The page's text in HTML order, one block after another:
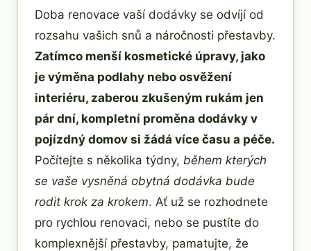
Doba renovace vaší dodávky se odvíjí od
rozsahu vašich snů a náročnosti přestavby.
Zatímco menší kosmetické úpravy, jako
je výměna podlahy nebo osvěžení
interiéru, zaberou zkušeným rukám jen
pár dní, kompletní proměna dodávky v
pojízdný domov si žádá více času a péče.
Počítejte s několika týdny, během kterých
se vaše vysněná obytná dodávka bude
rodit krok za krokem. Ať už se rozhodnete
pro rychlou renovaci, nebo se pustíte do
komplexnější přestavby, pamatujte, že